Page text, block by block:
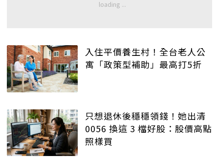
入住平價養生村！全台老人公
寓「政策型補助」最高打5折
只想退休後穩穩領錢！她出清
0056 換這 3 檔好股：股價高點
照樣買